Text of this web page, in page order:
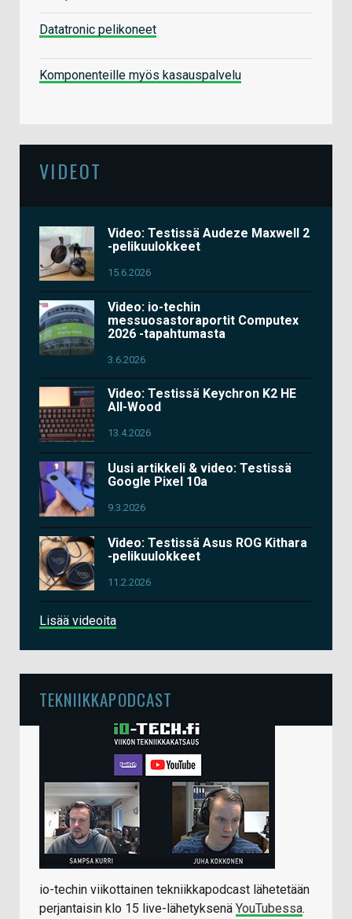
Datatronic pelikoneet
Komponenteille myös kasauspalvelu
VIDEOT
Video: Testissä Audeze Maxwell 2
-pelikuulokkeet
15.6.2026
Video: io-techin
messuosastoraportit Computex
2026 -tapahtumasta
3.6.2026
Video: Testissä Keychron K2 HE
All-Wood
13.4.2026
Uusi artikkeli & video: Testissä
Google Pixel 10a
9.3.2026
Video: Testissä Asus ROG Kithara
-pelikuulokkeet
11.2.2026
Lisää videoita
TEKNIIKKAPODCAST
io-techin viikottainen tekniikkapodcast lähetetään
perjantaisin klo 15 live-lähetyksenä YouTubessa.